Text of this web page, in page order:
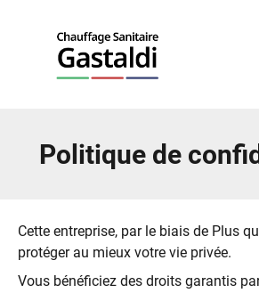
Politique de
Cette entreprise, par le biais de Plus
protéger au mieux votre vie privée.
Vous bénéficiez des droits garantis